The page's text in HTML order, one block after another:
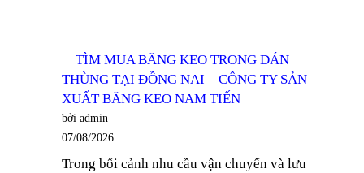
TÌM MUA BĂNG KEO TRONG DÁN
THÙNG TẠI ĐỒNG NAI – CÔNG TY SẢN
XUẤT BĂNG KEO NAM TIẾN
bởi admin
07/08/2026
Trong bối cảnh nhu cầu vận chuyển và lưu